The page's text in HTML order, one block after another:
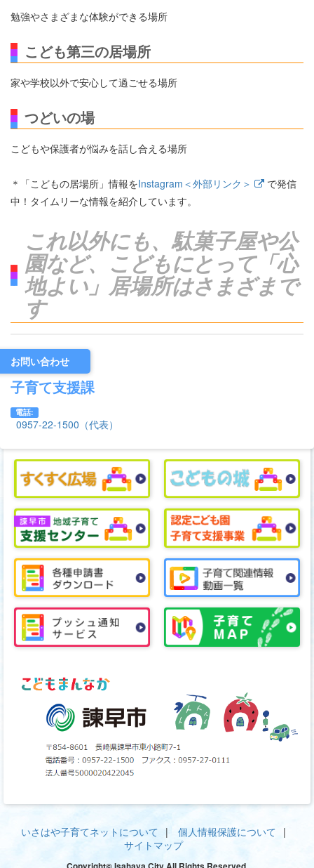
勉強やさまざまな体験ができる場所
こども第三の居場所
家や学校以外で安心して過ごせる場所
つどいの場
こどもや保護者が悩みを話し合える場所
＊「こどもの居場所」情報をInstagram＜外部リンク＞
で発信
中！タイムリーな情報を紹介しています。
これ以外にも、駄菓子屋や公
園など、こどもにとって「心
地よい」居場所はさまざまで
す
お問い合わせ
子育て支援課
電話:
0957-22-1500（代表）
いさはや子育てネットについて
個人情報保護について
サイトマップ